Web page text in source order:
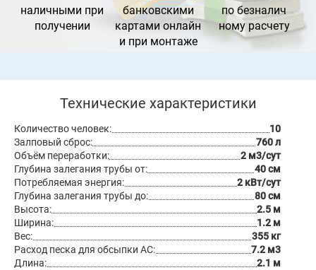
наличными при
получении
банковскими
картами онлайн
и при монтаже
по безналич
ному расчету
Технические характеристики
Количество человек:
10
Залповый сброс:
760 л
Объём переработки:
2 м3/сут
Глубина залегания трубы от:
40 см
Потребляемая энергия:
2 кВт/сут
Глубина залегания трубы до:
80 см
Высота:
2.5 м
Ширина:
1.2 м
Вес:
355 кг
Расход песка для обсыпки АС:
7.2 м3
Длина:
2.1 м